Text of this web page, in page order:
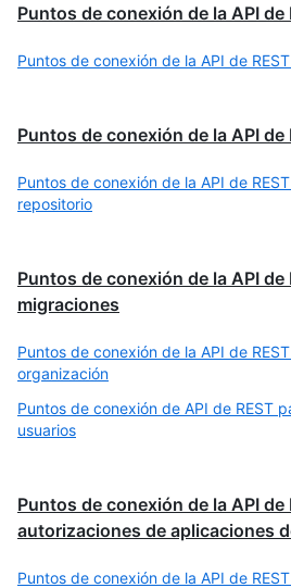
Puntos de conexión de la API de
Puntos de conexión de la API de
Puntos de conexión de la API de
Puntos de conexión de la API de
repositorio
Puntos de conexión de la API de
migraciones
Puntos de conexión de la API de
organización
Puntos de conexión de API de REST
usuarios
Puntos de conexión de la API de
autorizaciones de aplicaciones
Puntos de conexión de la API de